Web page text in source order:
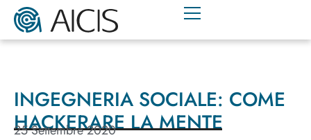
INGEGNERIA SOCIALE: COME
HACKERARE LA MENTE
25 Settembre 2020